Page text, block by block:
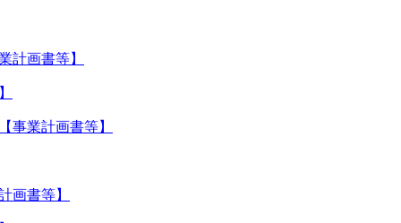
計画書等】
【事業計画書等】
画書等】